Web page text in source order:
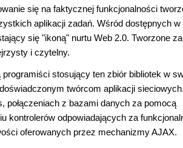
się na faktycznej funkcjonalności
aplikacji zadań. Wśród dostępnych w
się "ikoną" nurtu Web 2.0. Tworzone
i czytelny.
stosujący ten zbiór bibliotek w
twórcom aplikacji sieciowych.
połączeniach z bazami danych za pomocą
kontrolerów odpowiadających za
oferowanych przez mechanizmy AJAX.